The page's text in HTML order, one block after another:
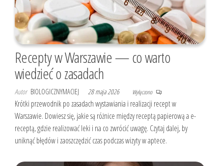
Recepty w Warszawie — co warto
wiedzieć o zasadach
Autor BIOLOGICZNYMACIEJ 28 maja 2026 Wyłączono
Krótki przewodnik po zasadach wystawiania i realizacji recept w
Warszawie. Dowiesz się, jakie są różnice między receptą papierową a e-
receptą, gdzie realizować leki i na co zwrócić uwagę. Czytaj dalej, by
uniknąć błędów i zaoszczędzić czas podczas wizyty w aptece.